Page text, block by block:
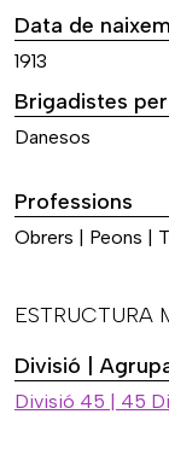
Data de
1913
Brigadistes
Danesos
Professions
Obrers | Peons |
ESTRUCTURA
Divisió |
Divisió 45 | 45